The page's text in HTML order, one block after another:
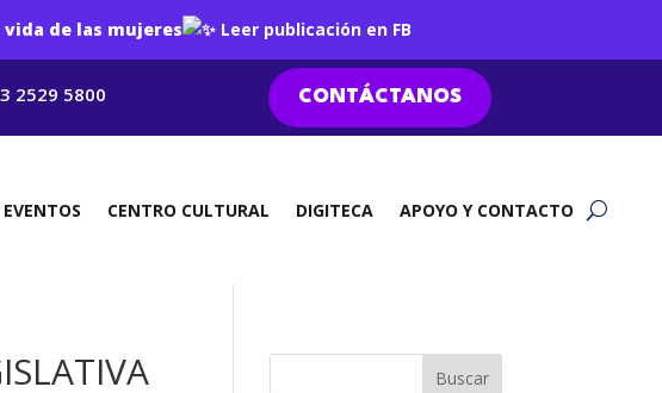
de las mujeres Leer publicación en FB
2529 5800 CONTÁCTANOS
CENTRO CULTURAL DIGITECA APOYO Y CONTACTO